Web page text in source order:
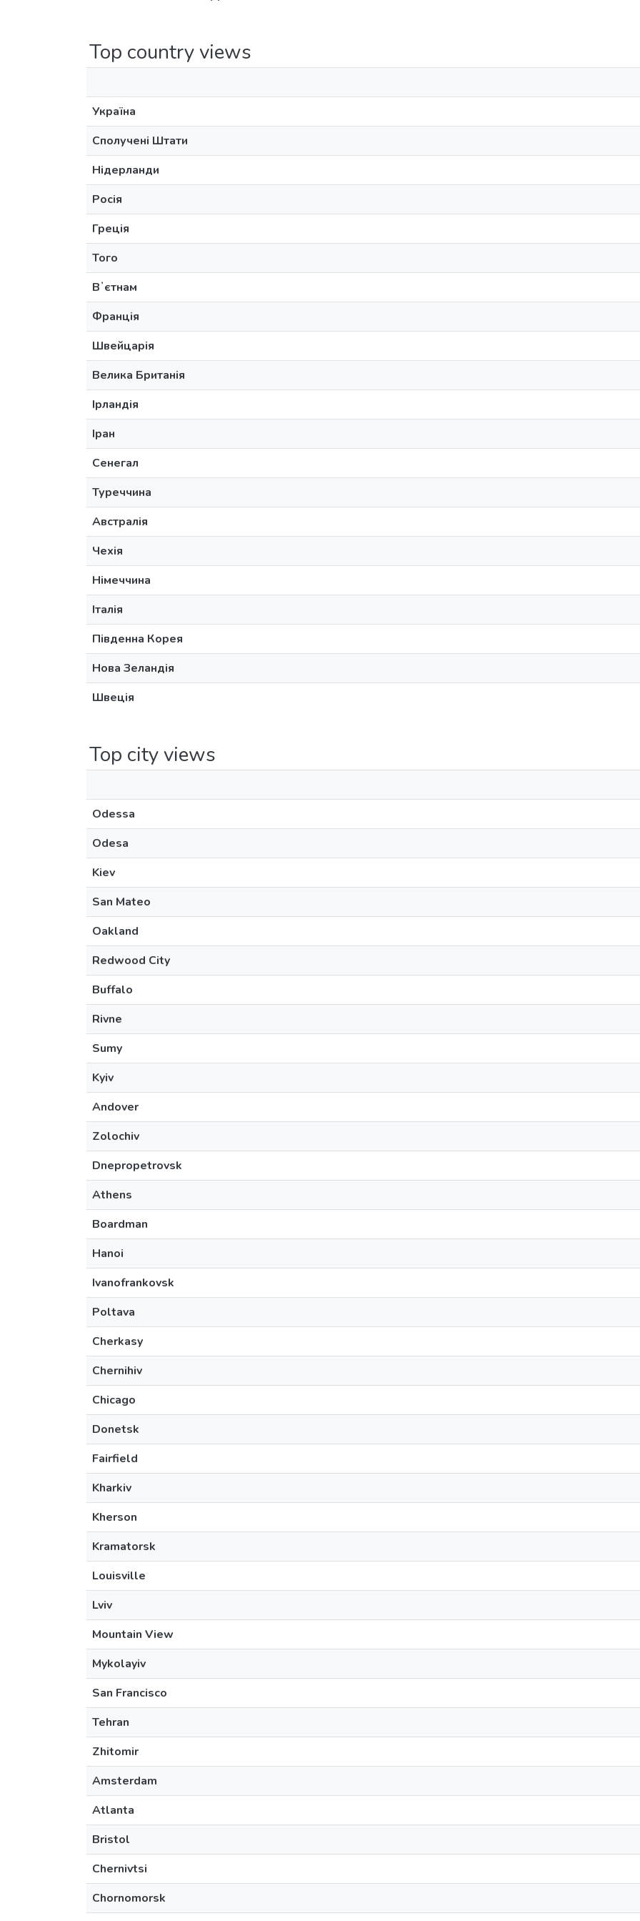
Top country views
Україна
Сполучені Штати
Нідерланди
Росія
Греція
Того
Вʼєтнам
Франція
Швейцарія
Велика Британія
Ірландія
Іран
Сенегал
Туреччина
Австралія
Чехія
Німеччина
Італія
Південна Корея
Нова Зеландія
Швеція
Top city views
Odessa
Odesa
Kiev
San Mateo
Oakland
Redwood City
Buffalo
Rivne
Sumy
Kyiv
Andover
Zolochiv
Dnepropetrovsk
Athens
Boardman
Hanoi
Ivanofrankovsk
Poltava
Cherkasy
Chernihiv
Chicago
Donetsk
Fairfield
Kharkiv
Kherson
Kramatorsk
Louisville
Lviv
Mountain View
Mykolayiv
San Francisco
Tehran
Zhitomir
Amsterdam
Atlanta
Bristol
Chernivtsi
Chornomorsk